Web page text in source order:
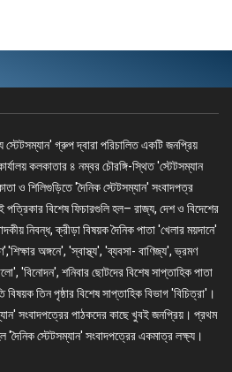
স্টেটসম্যান' গ্রুপ দ্বারা পরিচালিত একটি জনপ্রিয়
কলকাতার ৪ নম্বর চৌরঙ্গি-স্থিত 'স্টেটসম্যান
ও শিলিগুড়িতে 'দৈনিক স্টেটসম্যান' সংবাদপত্র
বিশেষ ফিচারগুলি হল– রাজ্য, দেশ ও বিদেশের
নিবন্ধ, ক্রীড়া বিষয়ক দৈনিক পাতা 'খেলার ময়দানে'
অঙ্গনে', 'স্বাস্থ্য', 'ব্যবসা- বাণিজ্য', ভ্রমণ
'বিনোদন', শনিবার ছোটদের বিশেষ সাপ্তাহিক পাতা
বিষয়ক তিন পৃষ্ঠার বিশেষ সাপ্তাহিক বিভাগ 'বিচিত্রা'।
সংবাদপত্রের পাঠকদের কাছে খুবই জনপ্রিয়। প্রথম
'দৈনিক স্টেটসম্যান' সংবাদপত্রের একমাত্র লক্ষ্য।